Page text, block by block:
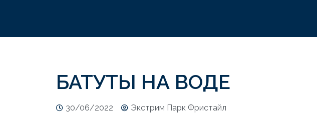
БАТУТЫ НА ВОДЕ
30/06/2022 Экстрим Парк Фристайл